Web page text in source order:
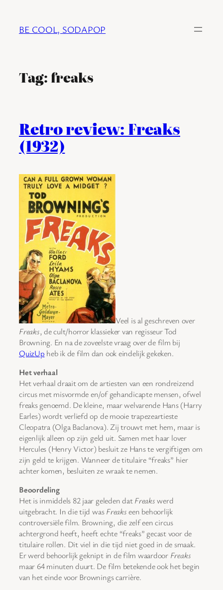
BE COOL, SODAPOP
Tag:freaks
Retro review: Freaks
(1932)
Veel is al geschreven over
Freaks, de cult/horror klassieker van regisseur Tod
Browning. En na de zoveelste vraag over de film bij
QuizUp heb ik de film dan ook eindelijk gekeken.
Het verhaal
Het verhaal draait om de artiesten van een rondreizend
circus met misvormde en/of gehandicapte mensen, ofwel
freaks genoemd. De kleine, maar welvarende Hans (Harry
Earles) wordt verliefd op de mooie trapezeartieste
Cleopatra (Olga Baclanova). Zij trouwt met hem, maar is
eigenlijk alleen op zijn geld uit. Samen met haar lover
Hercules (Henry Victor) besluit ze Hans te vergiftigen om
zijn geld te krijgen. Wanneer de titulaire “freaks” hier
achter komen, besluiten ze wraak te nemen.
Beoordeling
Het is inmiddels 82 jaar geleden datFreakswerd
uitgebracht. In die tijd wasFreakseen behoorlijk
controversiële film. Browning, die zelf een circus
achtergrond heeft, heeft echte “freaks” gecast voor de
titulaire rollen. Dit viel in die tijd niet goed in de smaak.
Er werd behoorlijk geknipt in de film waardoor Freaks
maar 64 minuten duurt. De film betekende ook het begin
van het einde voor Brownings carrière.